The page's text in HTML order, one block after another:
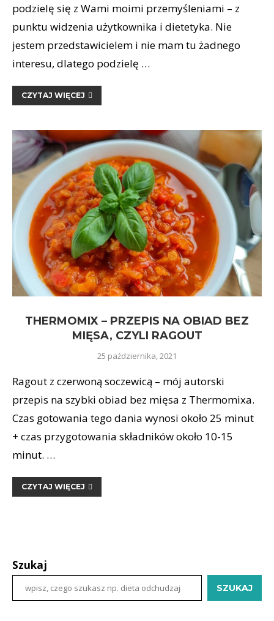
podzielę się z Wami moimi przemyśleniami – z
punktu widzenia użytkownika i dietetyka. Nie
jestem przedstawicielem i nie mam tu żadnego
interesu, dlatego podzielę …
CZYTAJ WIĘCEJ
THERMOMIX – PRZEPIS NA OBIAD BEZ
MIĘSA, CZYLI RAGOUT
25 października, 2021
Ragout z czerwoną soczewicą – mój autorski
przepis na szybki obiad bez mięsa z Thermomixa.
Czas gotowania tego dania wynosi około 25 minut
+ czas przygotowania składników około 10-15
minut. …
CZYTAJ WIĘCEJ
Szukaj
SZUKAJ